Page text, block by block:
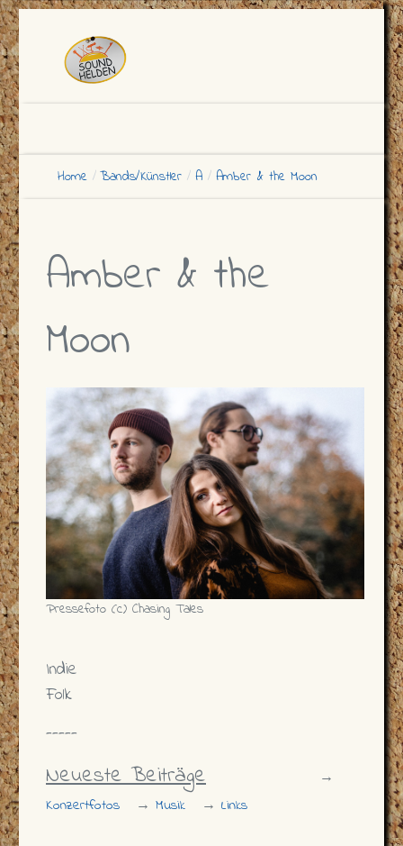
Home Bands/Künstler A Amber & the Moon
Amber & the
Moon
Pressefoto (c) Chasing Tales
Indie
Folk
-----
Neueste Beiträge
→
Konzertfotos → Musik → Links